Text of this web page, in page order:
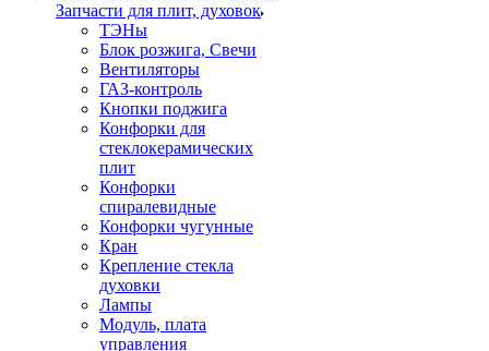
Запчасти для плит, духовок
ТЭНы
Блок розжига, Свечи
Вентиляторы
ГАЗ-контроль
Кнопки поджига
Конфорки для
стеклокерамических
плит
Конфорки
спиралевидные
Конфорки чугунные
Кран
Крепление стекла
духовки
Лампы
Модуль, плата
управления